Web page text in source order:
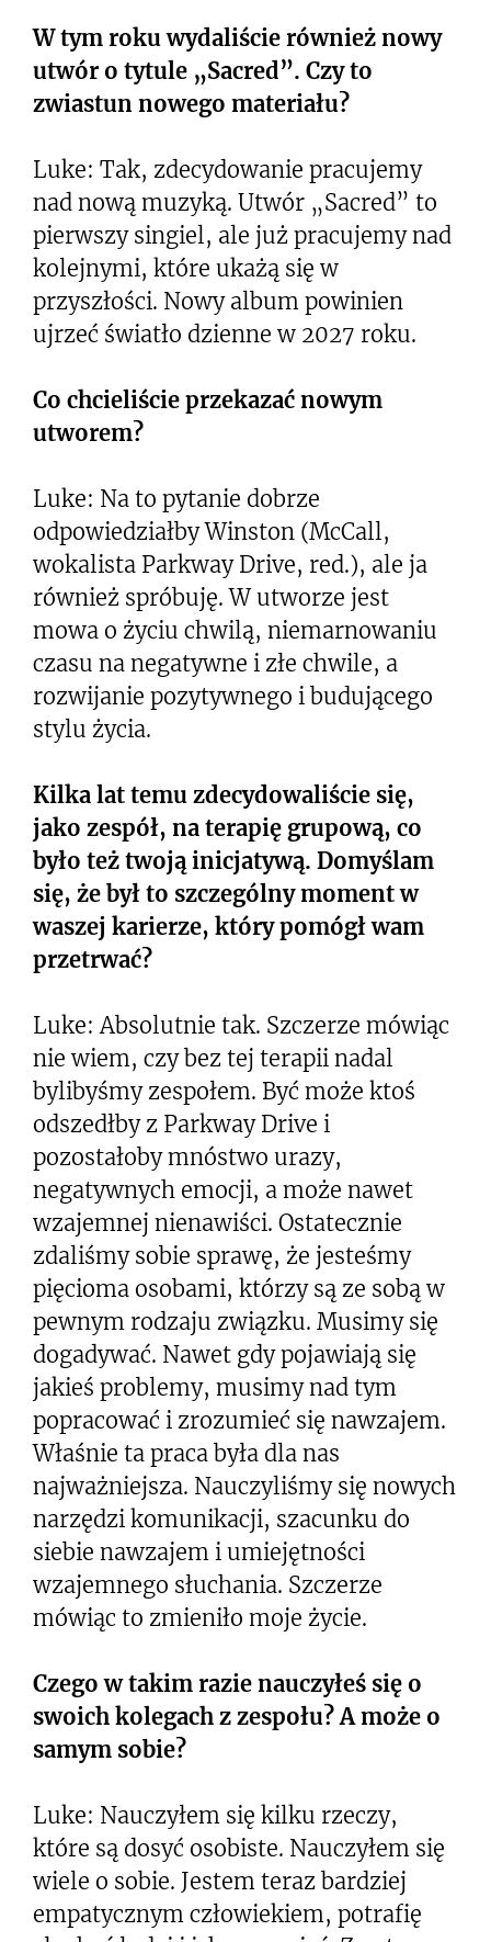
W tym roku wydaliście również nowy
utwór o tytule „Sacred”. Czy to
zwiastun nowego materiału?
Luke: Tak, zdecydowanie pracujemy
nad nową muzyką. Utwór „Sacred” to
pierwszy singiel, ale już pracujemy nad
kolejnymi, które ukażą się w
przyszłości. Nowy album powinien
ujrzeć światło dzienne w 2027 roku.
Co chcieliście przekazać nowym
utworem?
Luke: Na to pytanie dobrze
odpowiedziałby Winston (McCall,
wokalista Parkway Drive, red.), ale ja
również spróbuję. W utworze jest
mowa o życiu chwilą, niemarnowaniu
czasu na negatywne i złe chwile, a
rozwijanie pozytywnego i budującego
stylu życia.
Kilka lat temu zdecydowaliście się,
jako zespół, na terapię grupową, co
było też twoją inicjatywą. Domyślam
się, że był to szczególny moment w
waszej karierze, który pomógł wam
przetrwać?
Luke: Absolutnie tak. Szczerze mówiąc
nie wiem, czy bez tej terapii nadal
bylibyśmy zespołem. Być może ktoś
odszedłby z Parkway Drive i
pozostałoby mnóstwo urazy,
negatywnych emocji, a może nawet
wzajemnej nienawiści. Ostatecznie
zdaliśmy sobie sprawę, że jesteśmy
pięcioma osobami, którzy są ze sobą w
pewnym rodzaju związku. Musimy się
dogadywać. Nawet gdy pojawiają się
jakieś problemy, musimy nad tym
popracować i zrozumieć się nawzajem.
Właśnie ta praca była dla nas
najważniejsza. Nauczyliśmy się nowych
narzędzi komunikacji, szacunku do
siebie nawzajem i umiejętności
wzajemnego słuchania. Szczerze
mówiąc to zmieniło moje życie.
Czego w takim razie nauczyłeś się o
swoich kolegach z zespołu? A może o
samym sobie?
Luke: Nauczyłem się kilku rzeczy,
które są dosyć osobiste. Nauczyłem się
wiele o sobie. Jestem teraz bardziej
empatycznym człowiekiem, potrafię